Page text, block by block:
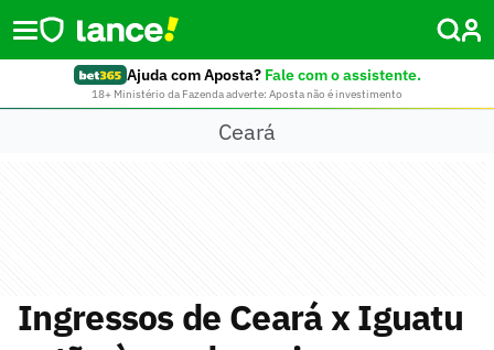
Ajuda com Aposta? Fale com o assistente.
18+ Ministério da Fazenda adverte: Aposta não é investimento
Ceará
Ingressos de Ceará x Iguatu